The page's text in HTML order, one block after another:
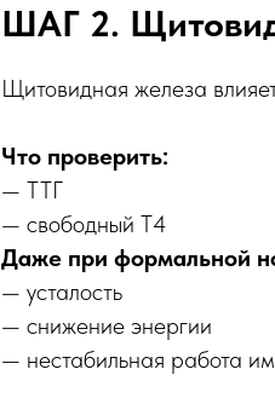
ШАГ 2.
Щитовидная железа
Что проверить:
— ТТГ
— свободный Т4
Даже при формальной
— усталость
— снижение энергии
— нестабильная работа